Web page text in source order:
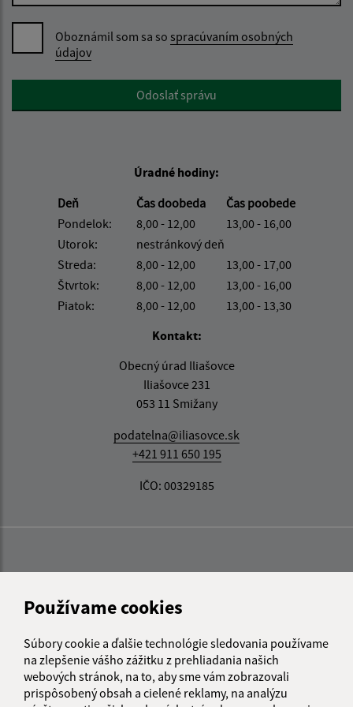
Používame cookies
Súbory cookie a ďalšie technológie sledovania používame
na zlepšenie vášho zážitku z prehliadania našich
webových stránok, na to, aby sme vám zobrazovali
prispôsobený obsah a cielené reklamy, na analýzu
Oboznámil som sa so spracúvaním osobných
údajov
Google reCaptcha ResponseOdoslať správu
Úradné hodiny:
Deň
Čas doobeda
Čas poobede
Pondelok:
8,00 - 12,00
13,00 - 16,00
Utorok:
nestránkový deň
Streda:
8,00 - 12,00
13,00 - 17,00
Štvrtok:
8,00 - 12,00
13,00 - 16,00
Piatok:
8,00 - 12,00
13,00 - 13,30
Kontakt:
Obecný úrad Iliašovce
Iliašovce 231
053 11 Smižany
podatelna@iliasovce.sk
+421 911 650 195
IČO: 00329185